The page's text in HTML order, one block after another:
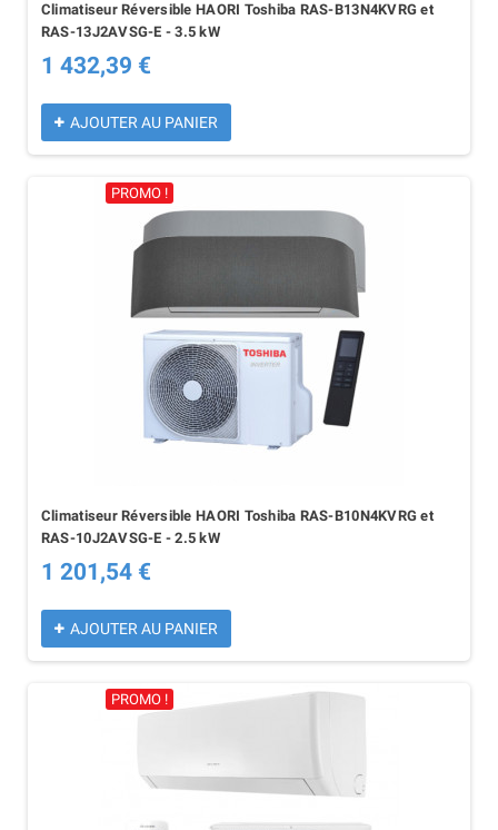
Climatiseur Réversible HAORI Toshiba RAS-B13N4KVRG et
RAS-13J2AVSG-E - 3.5 kW
1 432,39 €
AJOUTER AU PANIER
PROMO !
Climatiseur Réversible HAORI Toshiba RAS-B10N4KVRG et
RAS-10J2AVSG-E - 2.5 kW
1 201,54 €
AJOUTER AU PANIER
PROMO !